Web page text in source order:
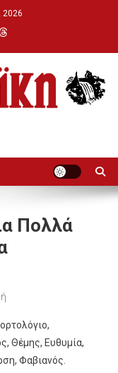
2026
Πολλά
Θέμης, Ευθυμία,
Φαβιανός.